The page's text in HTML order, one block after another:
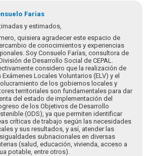
Farias
y estimados,
quisiera agradecer este espacio de
de conocimientos y experiencias
Soy Consuelo Farías, consultora de
de Desarrollo Social de CEPAL.
considero que la realización de
Exámenes Locales Voluntarios (ELV) y el
de los gobiernos locales y
territoriales son fundamentales para dar
del estado de implementación del
de los Objetivos de Desarrollo
(ODS), ya que permiten identificar
críticas de trabajo según las necesidades
y sus resultados, y así, atender las
subnacionales en diversas
(salud, educación, vivienda, acceso a
potable, entre otros).